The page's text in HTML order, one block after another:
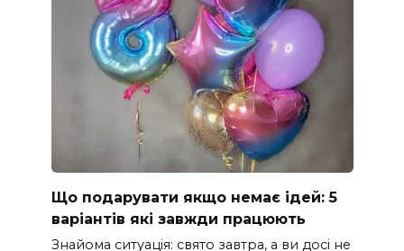
Що подарувати якщо немає ідей: 5
варіантів які завжди працюють
Знайома ситуація: свято завтра, а ви досі не